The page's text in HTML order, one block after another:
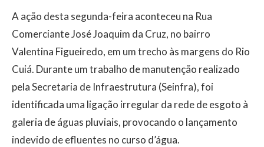
A ação desta segunda-feira aconteceu na Rua
Comerciante José Joaquim da Cruz, no bairro
Valentina Figueiredo, em um trecho às margens do Rio
Cuiá. Durante um trabalho de manutenção realizado
pela Secretaria de Infraestrutura (Seinfra), foi
identificada uma ligação irregular da rede de esgoto à
galeria de águas pluviais, provocando o lançamento
indevido de efluentes no curso d’água.